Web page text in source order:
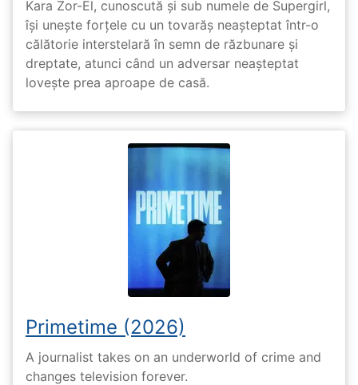
Kara Zor-El, cunoscută și sub numele de Supergirl,
își unește forțele cu un tovarăș neașteptat într-o
călătorie interstelară în semn de răzbunare și
dreptate, atunci când un adversar neașteptat
lovește prea aproape de casă.
Primetime (2026)
A journalist takes on an underworld of crime and
changes television forever.